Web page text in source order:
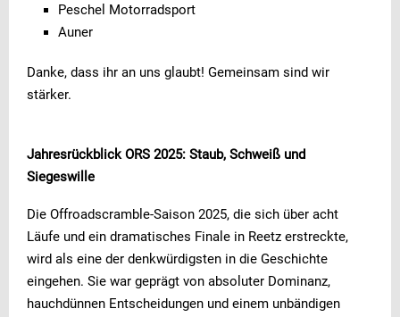
Peschel Motorradsport
Auner
Danke, dass ihr an uns glaubt! Gemeinsam sind wir
stärker.
Jahresrückblick ORS 2025: Staub, Schweiß und
Siegeswille
Die Offroadscramble-Saison 2025, die sich über acht
Läufe und ein dramatisches Finale in Reetz erstreckte,
wird als eine der denkwürdigsten in die Geschichte
eingehen. Sie war geprägt von absoluter Dominanz,
hauchdünnen Entscheidungen und einem unbändigen